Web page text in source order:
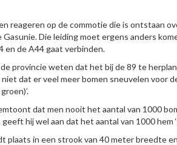
reageren op de commotie die is ontstaan
Gasunie. Die leiding moet ergens anders
en de A44 gaat verbinden.
provincie weten dat het bij de 89 te
dat er veel meer bomen sneuvelen voor
dat men nooit het aantal van 1000
hij wel aan dat het aantal van 1000 hem
plaats in een strook van 40 meter breedte